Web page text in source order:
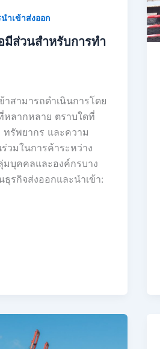
ำเข้าส่งออก
มีส่วนสำหรับการทำ
าสามารถดำเนินการโดย
ลากหลาย ตราบใดที่
รัพยากร และความ
วมในการค้าระหว่าง
มบุคคลและองค์กรบาง
รกิจส่งออกและนำเข้า: